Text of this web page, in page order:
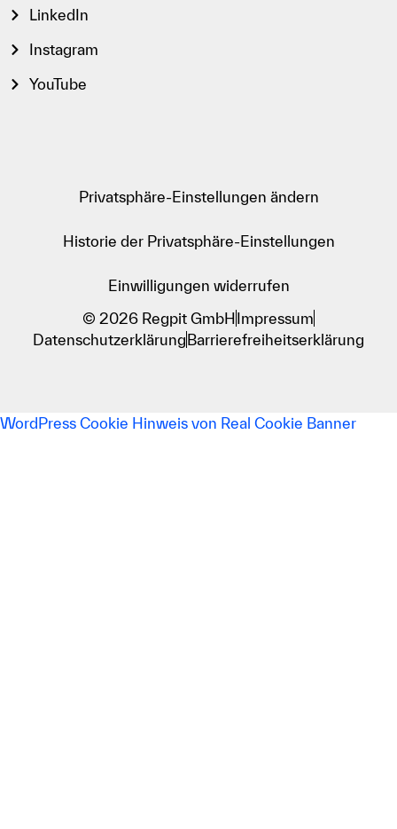
LinkedIn
Instagram
YouTube
Privatsphäre-Einstellungen ändern
Historie der Privatsphäre-Einstellungen
Einwilligungen widerrufen
© 2026 Regpit GmbHImpressum
DatenschutzerklärungBarrierefreiheitserklärung
WordPress Cookie Hinweis von Real Cookie Banner